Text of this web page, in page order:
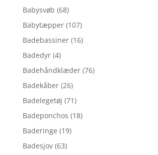
Babysvøb (68)
Babytæpper (107)
Badebassiner (16)
Badedyr (4)
Badehåndklæder (76)
Badekåber (26)
Badelegetøj (71)
Badeponchos (18)
Baderinge (19)
Badesjov (63)